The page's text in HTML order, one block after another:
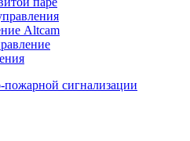
Altcam
пожарной сигнализации